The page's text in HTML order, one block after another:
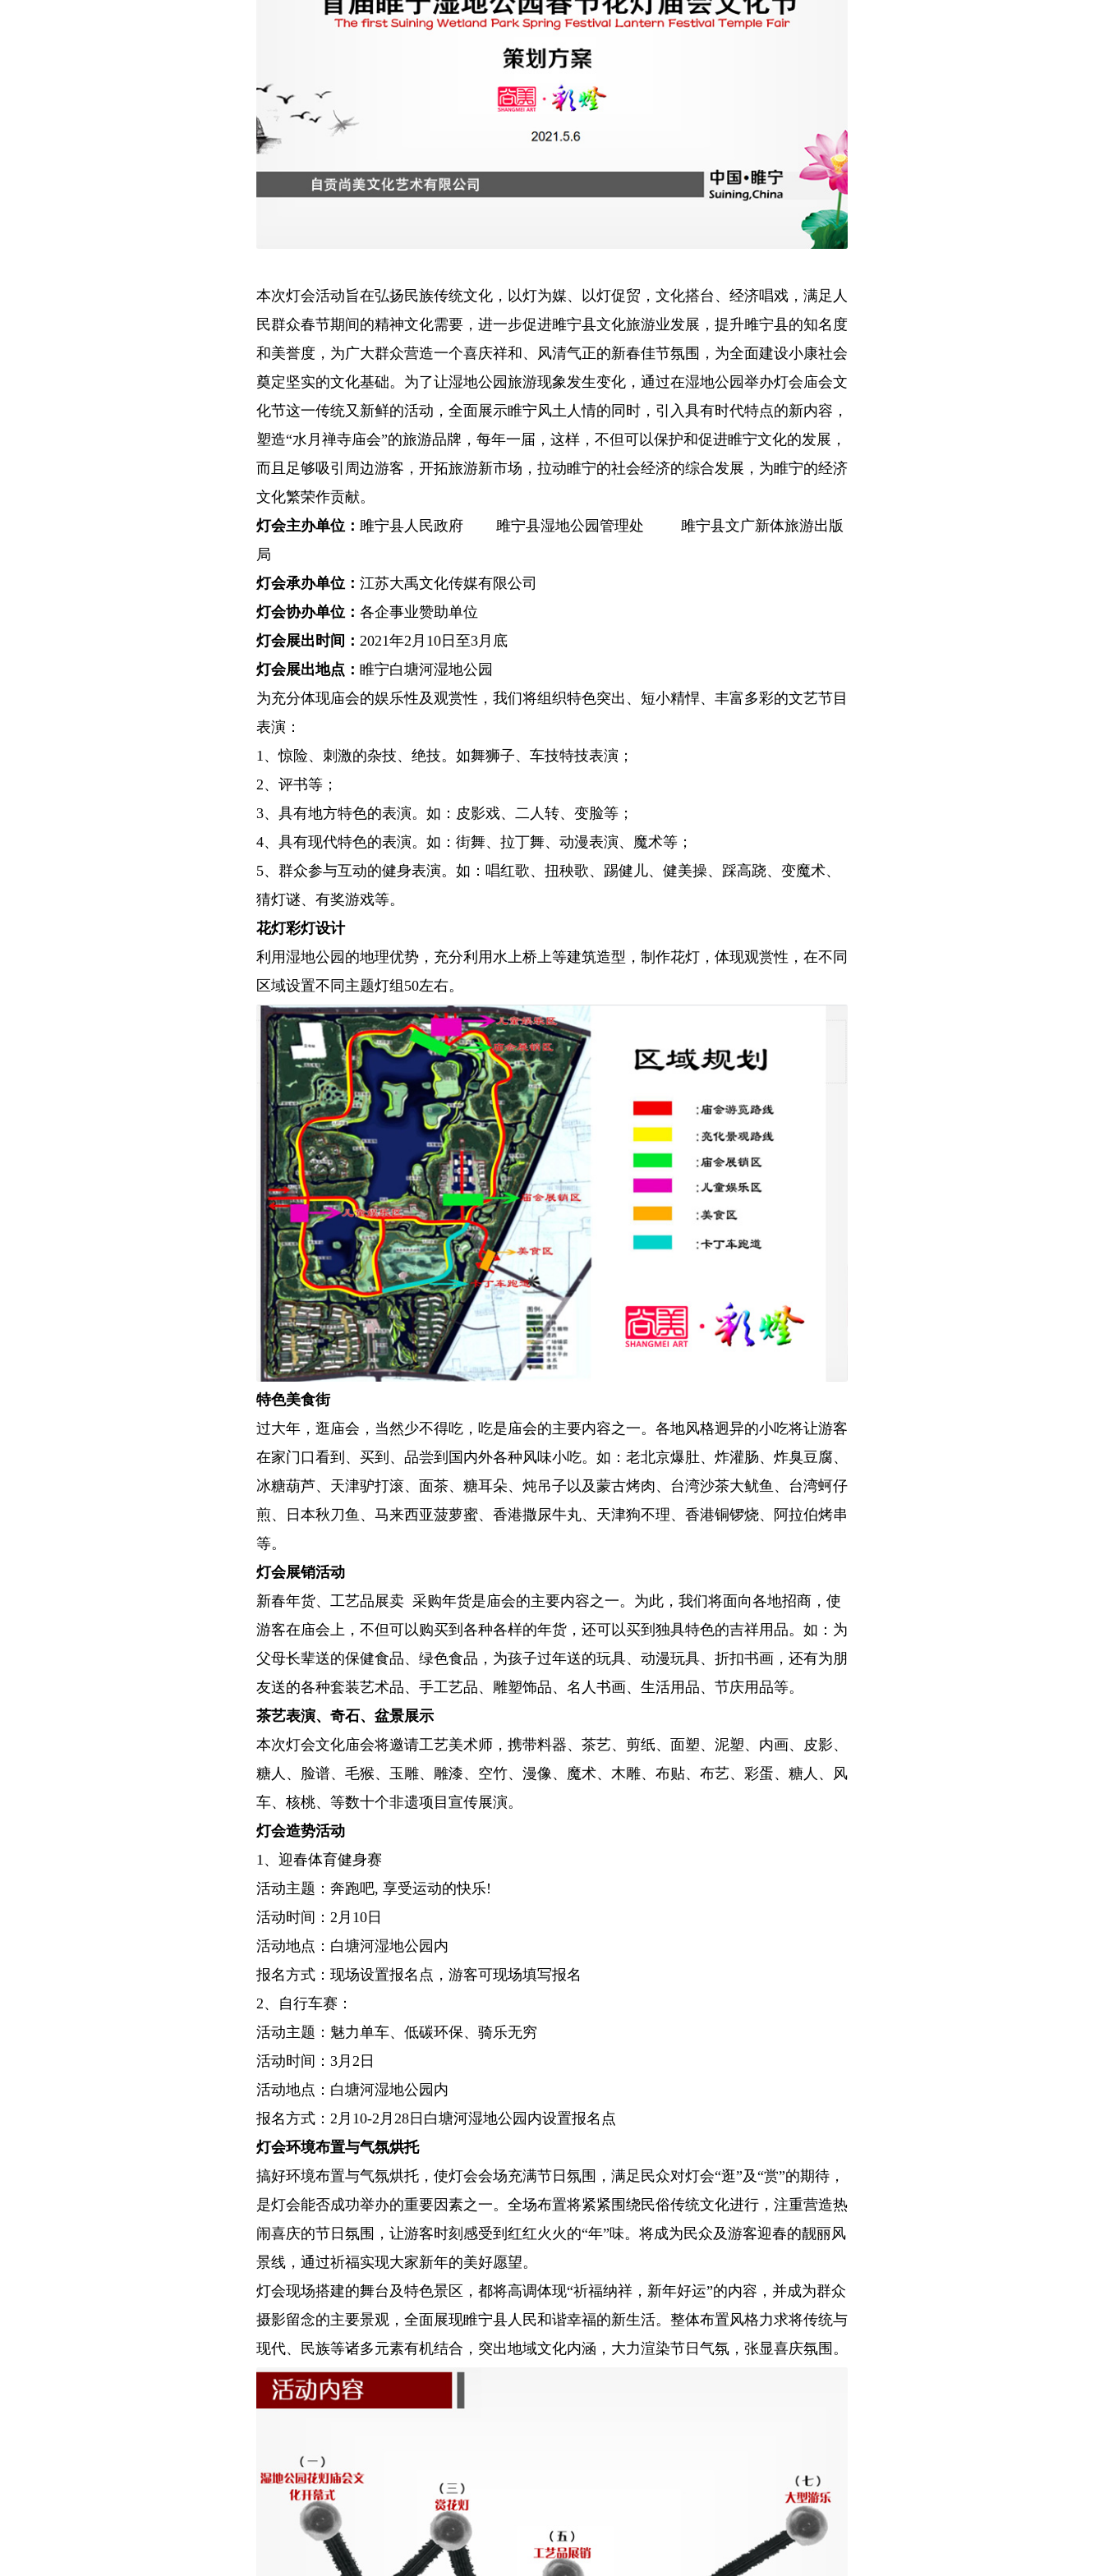
本次灯会活动旨在弘扬民族传统文化，以灯为媒、以灯促贸，文化搭台、经济唱戏，满足人
民群众春节期间的精神文化需要，进一步促进雎宁县文化旅游业发展，提升雎宁县的知名度
和美誉度，为广大群众营造一个喜庆祥和、风清气正的新春佳节氛围，为全面建设小康社会
奠定坚实的文化基础。为了让湿地公园旅游现象发生变化，通过在湿地公园举办灯会庙会文
化节这一传统又新鲜的活动，全面展示睢宁风土人情的同时，引入具有时代特点的新内容，
塑造“水月禅寺庙会”的旅游品牌，每年一届，这样，不但可以保护和促进睢宁文化的发展，
而且足够吸引周边游客，开拓旅游新市场，拉动睢宁的社会经济的综合发展，为睢宁的经济
文化繁荣作贡献。
灯会主办单位： 雎宁县人民政府 雎宁县湿地公园管理处 雎宁县文广新体旅游出版
局
灯会承办单位： 江苏大禹文化传媒有限公司
灯会协办单位： 各企事业赞助单位
灯会展出时间： 2021年2月10日至3月底
灯会展出地点： 睢宁白塘河湿地公园
为充分体现庙会的娱乐性及观赏性，我们将组织特色突出、短小精悍、丰富多彩的文艺节目
表演：
1、惊险、刺激的杂技、绝技。如舞狮子、车技特技表演；
2、评书等；
3、具有地方特色的表演。如：皮影戏、二人转、变脸等；
4、具有现代特色的表演。如：街舞、拉丁舞、动漫表演、魔术等；
5、群众参与互动的健身表演。如：唱红歌、扭秧歌、踢健儿、健美操、踩高跷、变魔术、
猜灯谜、有奖游戏等。
花灯彩灯设计
利用湿地公园的地理优势，充分利用水上桥上等建筑造型，制作花灯，体现观赏性，在不同
区域设置不同主题灯组50左右。
特色美食街
过大年，逛庙会，当然少不得吃，吃是庙会的主要内容之一。各地风格迥异的小吃将让游客
在家门口看到、买到、品尝到国内外各种风味小吃。如：老北京爆肚、炸灌肠、炸臭豆腐、
冰糖葫芦、天津驴打滚、面茶、糖耳朵、炖吊子以及蒙古烤肉、台湾沙茶大鱿鱼、台湾蚵仔
煎、日本秋刀鱼、马来西亚菠萝蜜、香港撒尿牛丸、天津狗不理、香港铜锣烧、阿拉伯烤串
等。
灯会展销活动
新春年货、工艺品展卖 采购年货是庙会的主要内容之一。为此，我们将面向各地招商，使
游客在庙会上，不但可以购买到各种各样的年货，还可以买到独具特色的吉祥用品。如：为
父母长辈送的保健食品、绿色食品，为孩子过年送的玩具、动漫玩具、折扣书画，还有为朋
友送的各种套装艺术品、手工艺品、雕塑饰品、名人书画、生活用品、节庆用品等。
茶艺表演、奇石、盆景展示
本次灯会文化庙会将邀请工艺美术师，携带料器、茶艺、剪纸、面塑、泥塑、内画、皮影、
糖人、脸谱、毛猴、玉雕、雕漆、空竹、漫像、魔术、木雕、布贴、布艺、彩蛋、糖人、风
车、核桃、等数十个非遗项目宣传展演。
灯会造势活动
1、迎春体育健身赛
活动主题：奔跑吧, 享受运动的快乐!
活动时间：2月10日
活动地点：白塘河湿地公园内
报名方式：现场设置报名点，游客可现场填写报名
2、自行车赛：
活动主题：魅力单车、低碳环保、骑乐无穷
活动时间：3月2日
活动地点：白塘河湿地公园内
报名方式：2月10-2月28日白塘河湿地公园内设置报名点
灯会环境布置与气氛烘托
搞好环境布置与气氛烘托，使灯会会场充满节日氛围，满足民众对灯会“逛”及“赏”的期待，
是灯会能否成功举办的重要因素之一。全场布置将紧紧围绕民俗传统文化进行，注重营造热
闹喜庆的节日氛围，让游客时刻感受到红红火火的“年”味。将成为民众及游客迎春的靓丽风
景线，通过祈福实现大家新年的美好愿望。
灯会现场搭建的舞台及特色景区，都将高调体现“祈福纳祥，新年好运”的内容，并成为群众
摄影留念的主要景观，全面展现睢宁县人民和谐幸福的新生活。整体布置风格力求将传统与
现代、民族等诸多元素有机结合，突出地域文化内涵，大力渲染节日气氛，张显喜庆氛围。